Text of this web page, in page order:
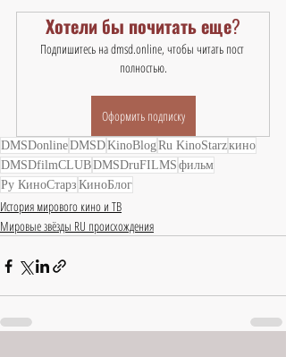
Хотели бы почитать еще?
Подпишитесь на dmsd.online, чтобы читать пост
полностью.
Оформить подписку
DMSDonlineDMSDKinoBlogRu KinoStarzкино
DMSDfilmCLUBDMSDruFILMS фильм
Ру КиноСтарз КиноБлог
История мирового кино и ТВ
Мировые звёзды RU происхождения